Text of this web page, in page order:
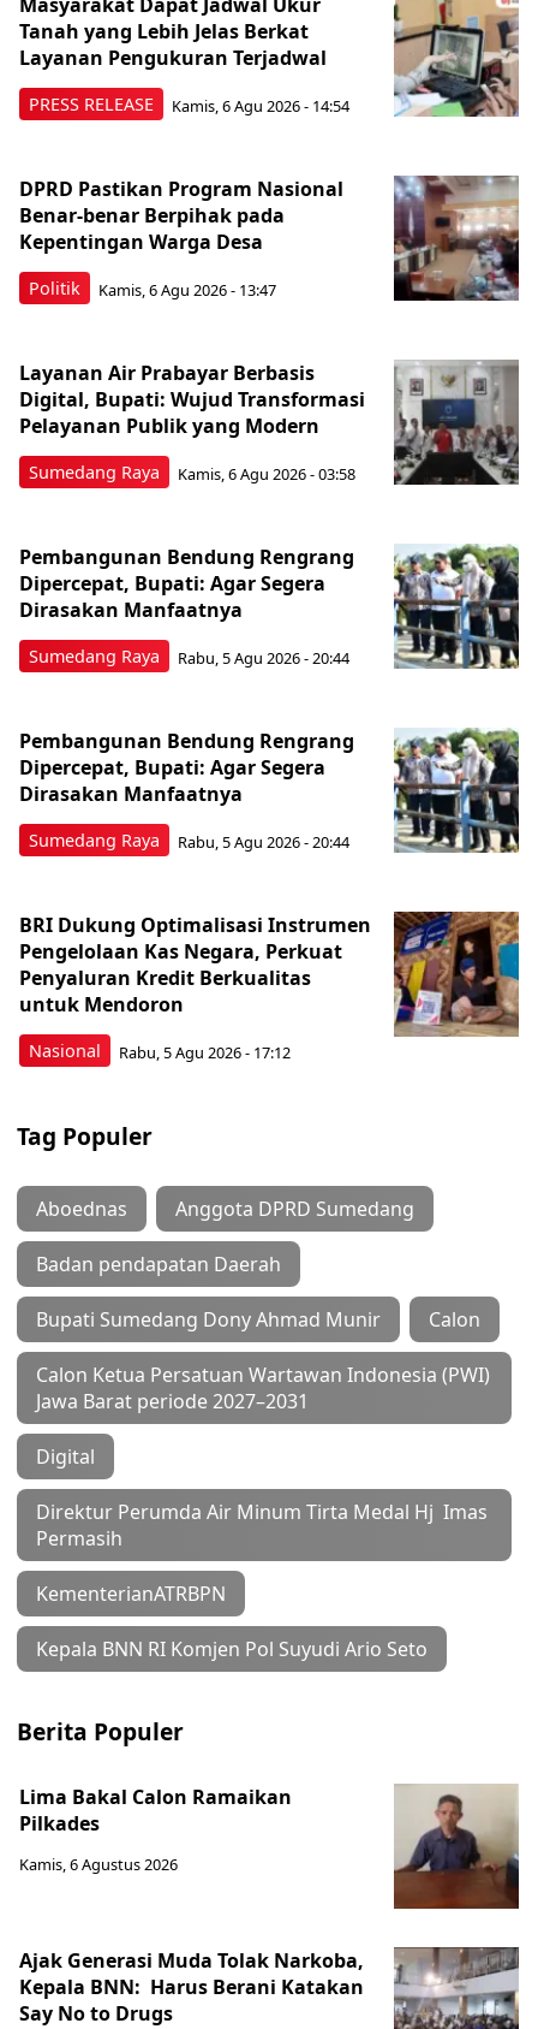
PRESS RELEASE
Tanah yang Lebih Jelas Berkat
Layanan Pengukuran Terjadwal
Kamis, 6 Agu 2026 - 14:54
Politik
DPRD Pastikan Program Nasional
Benar-benar Berpihak pada
Kepentingan Warga Desa
Kamis, 6 Agu 2026 - 13:47
Sumedang Raya
Layanan Air Prabayar Berbasis
Digital, Bupati: Wujud Transformasi
Pelayanan Publik yang Modern
Kamis, 6 Agu 2026 - 03:58
Sumedang Raya
Pembangunan Bendung Rengrang
Dipercepat, Bupati: Agar Segera
Dirasakan Manfaatnya
Rabu, 5 Agu 2026 - 20:44
Sumedang Raya
Pembangunan Bendung Rengrang
Dipercepat, Bupati: Agar Segera
Dirasakan Manfaatnya
Rabu, 5 Agu 2026 - 20:44
Nasional
BRI Dukung Optimalisasi Instrumen
Pengelolaan Kas Negara, Perkuat
Penyaluran Kredit Berkualitas
untuk Mendoron
Rabu, 5 Agu 2026 - 17:12
Tag Populer
Aboednas Anggota DPRD Sumedang
Badan pendapatan Daerah
Bupati Sumedang Dony Ahmad Munir Calon
Calon Ketua Persatuan Wartawan Indonesia (PWI)
Jawa Barat periode 2027–2031
Digital
Direktur Perumda Air Minum Tirta Medal Hj Imas
Permasih
KementerianATRBPN
Kepala BNN RI Komjen Pol Suyudi Ario Seto
Berita Populer
Lima Bakal Calon Ramaikan
Pilkades
Kamis, 6 Agustus 2026
Ajak Generasi Muda Tolak Narkoba,
Kepala BNN: Harus Berani Katakan
Say No to Drugs